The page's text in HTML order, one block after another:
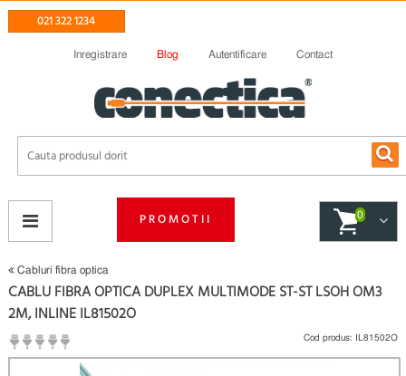
021 322 1234
Inregistrare Blog Autentificare Contact
PROMOTII 0
Cabluri fibra optica
CABLU FIBRA OPTICA DUPLEX MULTIMODE ST-ST LSOH OM3
2M, INLINE IL81502O
(
Cod produs: IL81502O